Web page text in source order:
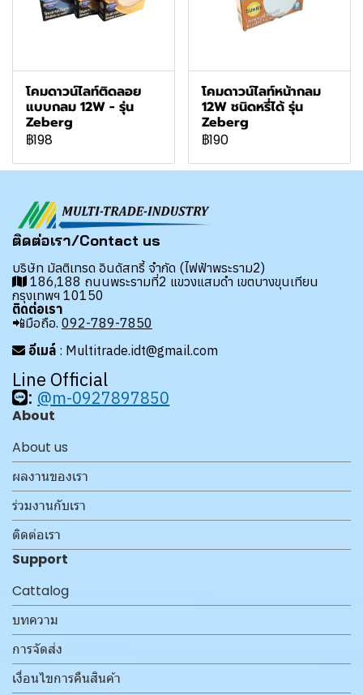
โคมดาวน์ไลท์ติดลอย
แบบกลม 12W - รุ่น
Zeberg
฿198
โคมดาวน์ไลท์หน้ากลม
12W ชนิดหรี่ได้ รุ่น
Zeberg
฿190
ติดต่อเรา/Contact us
บริษัท มัลติเทรด อินดัสทรี้ จำกัด (ไฟฟ้าพระราม2)
186,188 ถนนพระรามที่2 แขวงแสมดำ เขตบางขุนเทียน
กรุงเทพฯ 10150
ติดต่อเรา
📲มือถือ. 092-789-7850
อีเมล์ : Multitrade.idt@gmail.com
Line Official
: @m-0927897850
About
About us
ผลงานของเรา
ร่วมงานกับเรา
ติดต่อเรา
Support
Cattalog
บทความ
การจัดส่ง
เงื่อนไขการคืนสินค้า